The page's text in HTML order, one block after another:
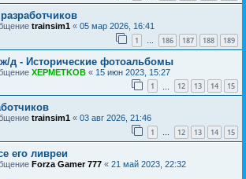
trainsim1 « 05 мар 2026, 16:41
1 … 186 187 188 189
д - Исторические фотоальбомы
XEPMETKOB « 15 июн 2023, 15:27
1 12 13 14 15
trainsim1 « 03 авг 2026, 21:46
1 … 12 13 14 15
его ливреи
Forza Gamer 777 « 21 май 2023, 22:32